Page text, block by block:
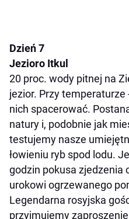
Dzień 7
Jezioro Itkul
20 proc. wody pitnej na
jezior. Przy temperaturze
nich spacerować.
natury i, podobnie jak
testujemy nasze
łowieniu ryb spod lodu.
godzin pokusa zjedzenia
urokowi ogrzewanego
Legendarna rosyjska
przyjmujemy